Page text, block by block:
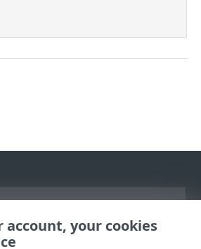
account, your cookies